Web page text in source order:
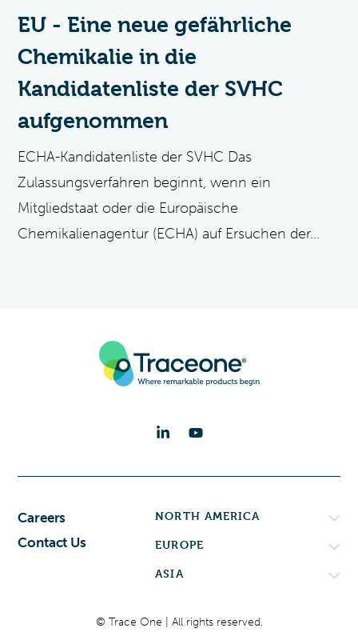
EU - Eine neue gefährliche
Chemikalie in die
Kandidatenliste der SVHC
aufgenommen
ECHA-Kandidatenliste der SVHC Das
Zulassungsverfahren beginnt, wenn ein
Mitgliedstaat oder die Europäische
Chemikalienagentur (ECHA) auf Ersuchen der...
Careers
Contact Us
NORTH AMERICA
EUROPE
ASIA
© Trace One | All rights reserved.